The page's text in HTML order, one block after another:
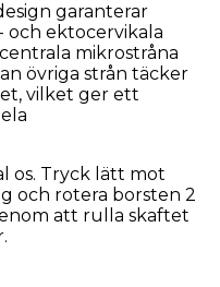
garanterar
och ektocervikala
mikrostråna
övriga strån täcker
vilket ger ett
os. Tryck lätt mot
och rotera borsten 2
att rulla skaftet